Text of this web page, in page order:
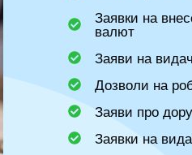
Заявки на
валют
Заяви на
Дозволи на
Заяви про
Заявки на